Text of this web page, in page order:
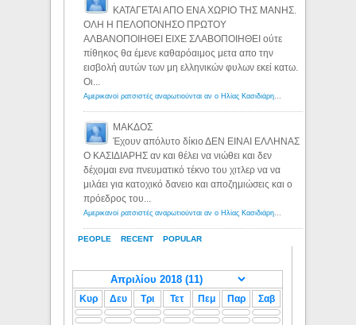
PEOPLE RECENT POPULAR
ΚΑΤΑΓΕΤΑΙ ΑΠΟ ΕΝΑ ΧΩΡΙΟ ΤΗΣ ΜΑΝΗΣ.
ΟΛΗ Η ΠΕΛΟΠΟΝΗΣΟ ΠΡΩΤΟΥ
ΑΛΒΑΝΟΠΟΙΗΘΕΙ ΕΙΧΕ ΣΛΑΒΟΠΟΙΗΘΕΙ ούτε
πίθηκος θα έμενε καθαρόαιμος μετα απο την
εισβολή αυτών των μη ελληνικών φυλων εκεί κατω.
Οι...
Αμερικανοί ρατσιστές αναρωτιούνται αν ο Ηλίας Κασιδιάρης ανήκει στη λευκή φυλή... - Λόγιος Ερμής
ΜΑΚΔΟΣ
Έχουν απόλυτο δίκιο ΔΕΝ ΕΙΝΑΙ ΕΛΛΗΝΑΣ
Ο ΚΑΣΙΔΙΑΡΗΣ αν και θέλει να νιώθει και δεν
δέχομαι ενα πνευματικό τέκνο του χιτλερ να να
μιλάει για κατοχικό δανειο και αποζημιώσεις και ο
πρόεδρος του...
Αμερικανοί ρατσιστές αναρωτιούνται αν ο Ηλίας Κασιδιάρης ανήκει στη λευκή φυλή... - Λόγιος Ερμής
Κυρ Δευ Τρι Τετ Πεμ Παρ Σαβ